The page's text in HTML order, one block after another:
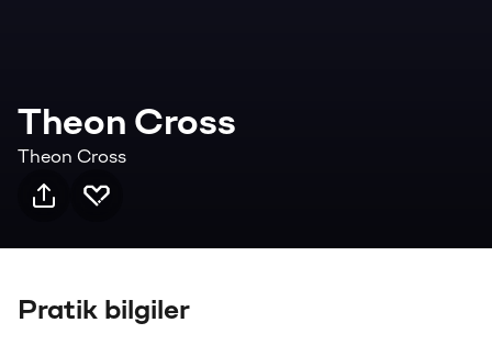
Theon Cross
Theon Cross
Pratik bilgiler